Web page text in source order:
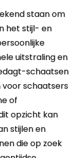
staan om
het stijl- en
uitstraling en
schaatsen
schaatsers
of
opzicht kan
stijlen en
die op zoek